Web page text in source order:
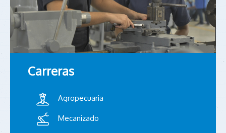
Carreras
Agropecuaria
Mecanizado